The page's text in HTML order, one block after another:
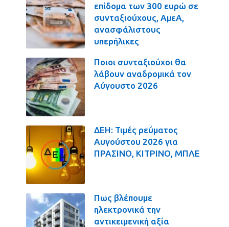
επίδομα των 300 ευρώ σε
συνταξιούχους, ΑμεΑ,
ανασφάλιστους
υπερήλικες
Ποιοι συνταξιούχοι θα
λάβουν αναδρομικά τον
Αύγουστο 2026
ΔΕΗ: Τιμές ρεύματος
Αυγούστου 2026 για
ΠΡΑΣΙΝΟ, ΚΙΤΡΙΝΟ, ΜΠΛΕ
Πως βλέπουμε
ηλεκτρονικά την
αντικειμενική αξία